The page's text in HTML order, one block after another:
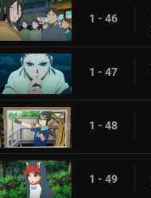
1 - 46
1 - 47
1 - 48
1 - 49